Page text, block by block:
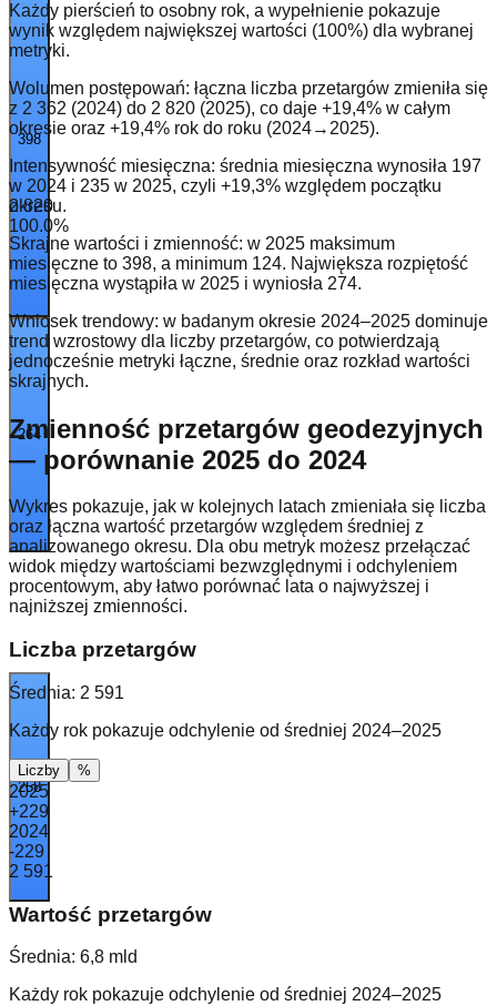
398
264
258
2 820
100.0%
Każdy pierścień to osobny rok, a wypełnienie pokazuje
wynik względem największej wartości (100%) dla wybranej
metryki.
Wolumen postępowań: łączna liczba przetargów zmieniła się
z 2 362 (2024) do 2 820 (2025), co daje +19,4% w całym
okresie oraz +19,4% rok do roku (2024→2025).
Intensywność miesięczna: średnia miesięczna wynosiła 197
w 2024 i 235 w 2025, czyli +19,3% względem początku
okresu.
Skrajne wartości i zmienność: w 2025 maksimum
miesięczne to 398, a minimum 124. Największa rozpiętość
miesięczna wystąpiła w 2025 i wyniosła 274.
Wniosek trendowy: w badanym okresie 2024–2025 dominuje
trend wzrostowy dla liczby przetargów, co potwierdzają
jednocześnie metryki łączne, średnie oraz rozkład wartości
skrajnych.
Zmienność przetargów geodezyjnych
— porównanie 2025 do 2024
Wykres pokazuje, jak w kolejnych latach zmieniała się liczba
oraz łączna wartość przetargów względem średniej z
analizowanego okresu. Dla obu metryk możesz przełączać
widok między wartościami bezwzględnymi i odchyleniem
procentowym, aby łatwo porównać lata o najwyższej i
najniższej zmienności.
Liczba przetargów
Średnia: 2 591
Każdy rok pokazuje odchylenie od średniej 2024–2025
Liczby %
2025
+229
2024
-229
2 591
Wartość przetargów
Średnia: 6,8 mld
Każdy rok pokazuje odchylenie od średniej 2024–2025